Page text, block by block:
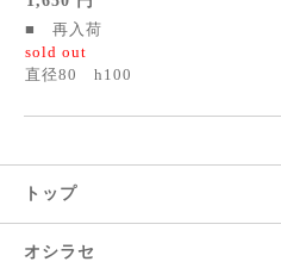
■ 再入荷
sold out
直径80 h100
トップ
オシラセ